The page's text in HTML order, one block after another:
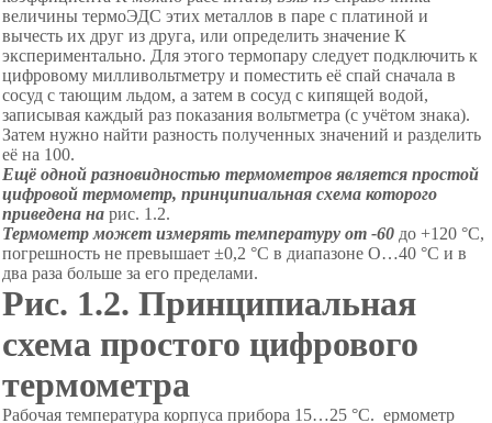
величины термоЭДС этих металлов в паре с платиной и
вычесть их друг из друга, или определить значение К
экспериментально. Для этого термопару следует подключить к
цифровому милливольтметру и поместить её спай сначала в
сосуд с тающим льдом, а затем в сосуд с кипящей водой,
записывая каждый раз показания вольтметра (с учётом знака).
Затем нужно найти разность полученных значений и разделить
её на 100.
Ещё одной разновидностью термометров является простой
цифровой термометр, принципиальная схема которого
приведена на рис. 1 .2.
Термометр может измерять температуру от -60 до +120 °С,
погрешность не превышает ±0,2 °С в диапазоне О…40 °С и в
два раза больше за его пределами.
Рис. 1.2. Принципиальная
схема простого цифрового
термометра
Рабочая температура корпуса прибора 15…25 °С. ермометр